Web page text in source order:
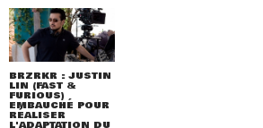
BRZRKR : JUSTIN
LIN (FAST &
FURIOUS)
EMBAUCHÉ POUR
RÉALISER